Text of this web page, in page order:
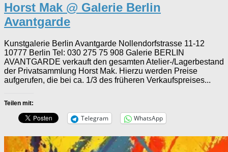
Horst Mak @ Galerie Berlin
Avantgarde
Kunstgalerie Berlin Avantgarde Nollendorfstrasse 11-12
10777 Berlin Tel: 030 275 75 908 Galerie BERLIN
AVANTGARDE verkauft den gesamten Atelier-/Lagerbestand
der Privatsammlung Horst Mak. Hierzu werden Preise
aufgerufen, die bei ca. 1/3 des früheren Verkaufspreises...
Teilen mit:
Telegram WhatsApp